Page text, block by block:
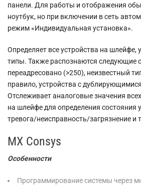
панели. Для работы и отображения
ноутбук, но при включении в сеть
режим «Индивидуальная установка».
Определяет все устройства на шлейфе,
типы. Также распознаются следующие
переадресовано (>250), неизвестный
правило, устройства с
Отслеживает аналоговые значения
на шлейфе для определения состояния
тревога/неисправность/загрязнение и
МХ Consys
Особенности
Программирование системы через